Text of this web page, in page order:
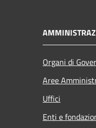
Organi di
Aree
Uffici
Enti e